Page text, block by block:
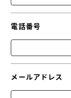
電話番号
メールアドレス